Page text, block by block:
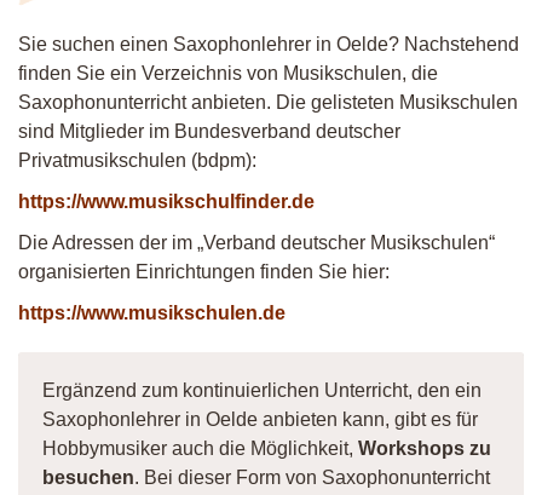
Sie suchen einen Saxophonlehrer in Oelde? Nachstehend
finden Sie ein Verzeichnis von Musikschulen, die
Saxophonunterricht anbieten. Die gelisteten Musikschulen
sind Mitglieder im Bundesverband deutscher
Privatmusikschulen (bdpm):
https://www.musikschulfinder.de
Die Adressen der im „Verband deutscher Musikschulen“
organisierten Einrichtungen finden Sie hier:
https://www.musikschulen.de
Ergänzend zum kontinuierlichen Unterricht, den ein
Saxophonlehrer in Oelde anbieten kann, gibt es für
Hobbymusiker auch die Möglichkeit, Workshops zu
besuchen. Bei dieser Form von Saxophonunterricht